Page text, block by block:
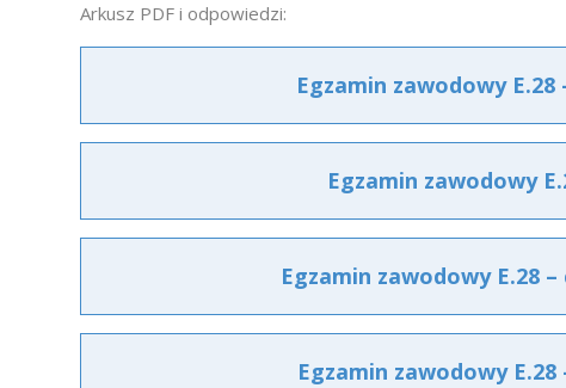
Arkusz PDF i odpowiedzi:
Egzamin zawodowy
Egzamin zawodowy
Egzamin zawodowy E.28
Egzamin zawodowy